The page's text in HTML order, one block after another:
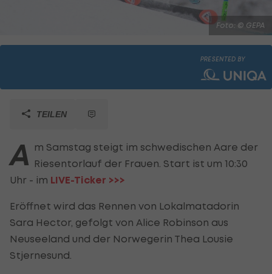
Foto: © GEPA
PRESENTED BY
TEILEN
A m Samstag steigt im schwedischen Aare der
Riesentorlauf der Frauen. Start ist um 10:30
Uhr - im LIVE-Ticker >>>
Eröffnet wird das Rennen von Lokalmatadorin
Sara Hector, gefolgt von Alice Robinson aus
Neuseeland und der Norwegerin Thea Lousie
Stjernesund.